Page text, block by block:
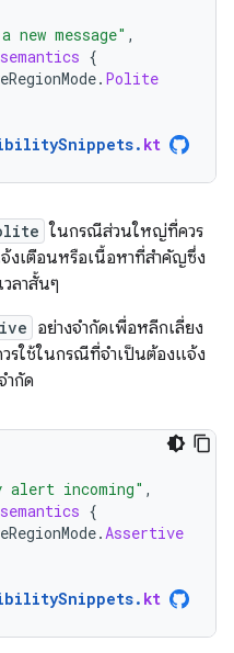
new message" ,
semantics {
. Polite
. kt
ในกรณีส่วนใหญ่ที่ควร
งเตือนหรือเนื้อหาที่สําคัญซึ่ง
ลาสั้นๆ
อย่างจำกัดเพื่อหลีกเลี่ยง
รใช้ในกรณีที่จำเป็นต้องแจ้ง
ำกัด
alert incoming" ,
semantics {
. Assertive
. kt